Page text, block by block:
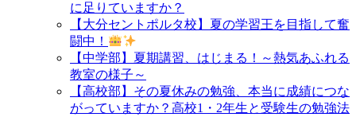
に足りていますか？
【大分セントポルタ校】夏の学習王を目指して奮
闘中！
【中学部】夏期講習、はじまる！～熱気あふれる
教室の様子～
【高校部】その夏休みの勉強、本当に成績につな
がっていますか？高校1・2年生と受験生の勉強法